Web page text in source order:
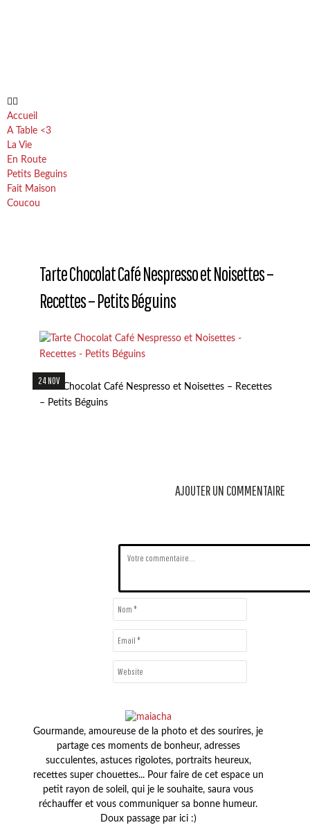
Accueil
A Table <3
La Vie
En Route
Petits Beguins
Fait Maison
Coucou
Tarte Chocolat Café Nespresso et Noisettes –
Recettes – Petits Béguins
24 NOV
Tarte Chocolat Café Nespresso et Noisettes – Recettes
– Petits Béguins
AJOUTER UN COMMENTAIRE
Gourmande, amoureuse de la photo et des sourires, je
partage ces moments de bonheur, adresses
succulentes, astuces rigolotes, portraits heureux,
recettes super chouettes... Pour faire de cet espace un
petit rayon de soleil, qui je le souhaite, saura vous
réchauffer et vous communiquer sa bonne humeur.
Doux passage par ici :)